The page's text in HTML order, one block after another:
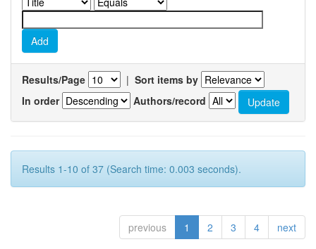
Results/Page | Sort items by
In order
Authors/record
Results 1-10 of 37 (Search time: 0.003 seconds).
previous 1 2 3 4 next